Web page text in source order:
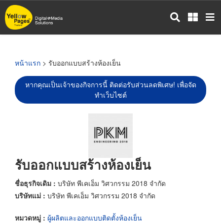
ข้าม
ไป
หน้าแรก > รับออกแบบสร้างห้องเย็น
หากคุณเป็นเจ้าของกิจการนี้ ติดต่อรับส่วนลดพิเศษ! เพื่อจัด
ทำเว็บไซต์
รับออกแบบสร้างห้องเย็น
ชื่อธุรกิจเดิม : บริษัท พีเคเอ็ม วิศวกรรม 2018 จำกัด
บริษัทแม่ : บริษัท พีเคเอ็ม วิศวกรรม 2018 จำกัด
หมวดหมู่ : ผู้ผลิตและออกแบบติดตั้งห้องเย็น